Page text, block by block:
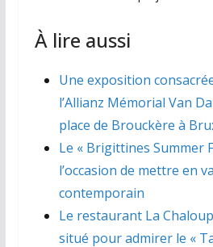
À lire aussi
Une exposition
l’Allianz Mémorial Van
place de Brouckère à
Le « Brigittines Summer
l’occasion de mettre en
contemporain
Le restaurant La
situé pour admirer le «